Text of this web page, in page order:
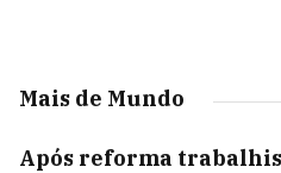
Mais de Mundo
Após reforma